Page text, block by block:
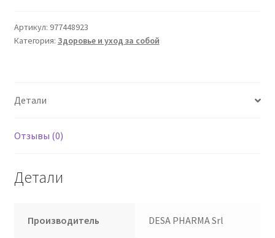
Гамбале
Ne
Артикул: 977448923
Категория: Здоровье и уход за собой
Детали
Отзывы (0)
Детали
Производитель DESA PHARMA Srl